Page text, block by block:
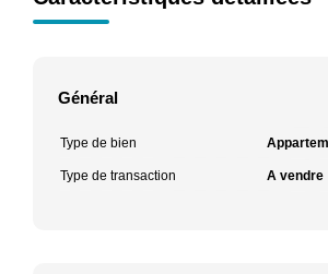
Général
Type de bien
Type de transaction A vendre